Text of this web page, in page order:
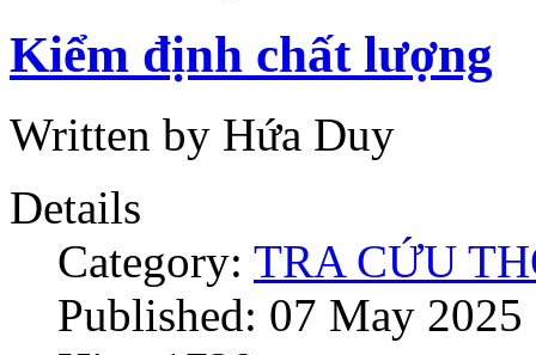
Kiểm định chất lượng
Written by Hứa Duy
Details
Category: TRA CỨU
Published: 07 May 2025